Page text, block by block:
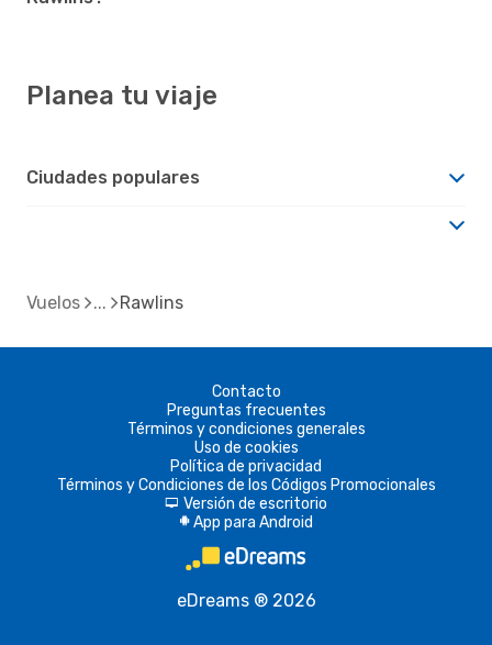
Planea tu viaje
Ciudades populares
Vuelos Rawlins
Contacto
Preguntas frecuentes
Términos y condiciones generales
Uso de cookies
Política de privacidad
Términos y Condiciones de los Códigos Promocionales
d Versión de escritorio
A App para Android
eDreams ® 2026